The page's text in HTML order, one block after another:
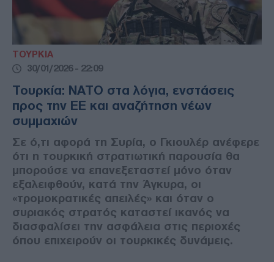
ΤΟΥΡΚΙΑ
30/01/2026 - 22:09
Τουρκία: ΝΑΤΟ στα λόγια, ενστάσεις
προς την ΕΕ και αναζήτηση νέων
συμμαχιών
Σε ό,τι αφορά τη Συρία, ο Γκιουλέρ ανέφερε
ότι η τουρκική στρατιωτική παρουσία θα
μπορούσε να επανεξεταστεί μόνο όταν
εξαλειφθούν, κατά την Άγκυρα, οι
«τρομοκρατικές απειλές» και όταν ο
συριακός στρατός καταστεί ικανός να
διασφαλίσει την ασφάλεια στις περιοχές
όπου επιχειρούν οι τουρκικές δυνάμεις.